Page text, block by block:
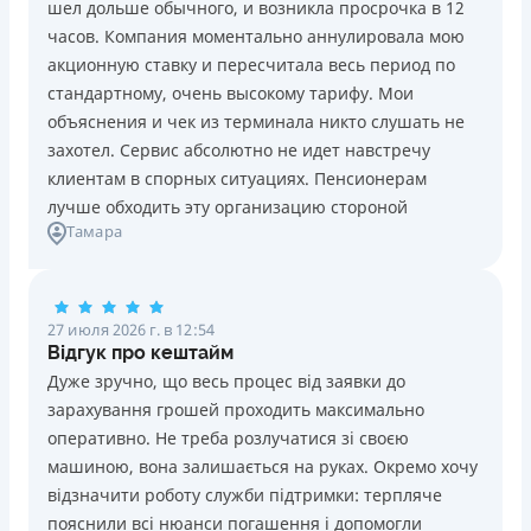
Погашение
В кассах и терминалах отделений
Оплата на расчетный счёт
Онлайн (через сайт или интернет-банкинг)
Через терминалы самообслуживания
Лицензия НБУ
Лицензия НБУ №10
Вся информация о кредите
ПОЛУЧИТЬ ЗАЙМ
Возраст
18 - 70 лет
Преимущества
Сниженная процентная ставка 0,01% в день для
новых клиентов на период от 3 до 30 дней (после
этого стандартная ставка 1%)
Запрашиваются только данные паспорта, ИНН, номер
банковской карты и телефона
проблемной кредитной историей.
Переводятся деньги на банковскую карту сразу после
подписания электронного договора о предоставлении
кредита
Дарятся скидки до -99% постоянным клиентам на
будущие кредиты согласно программе лояльности
Программа лояльности для постоянных клиентов
Круглосуточная поддержка в Viber, Telegram,
шел дольше обычного, и возникла просрочка в 12
часов. Компания моментально аннулировала мою
акционную ставку и пересчитала весь период по
стандартному, очень высокому тарифу. Мои
объяснения и чек из терминала никто слушать не
захотел. Сервис абсолютно не идет навстречу
клиентам в спорных ситуациях. Пенсионерам
лучше обходить эту организацию стороной
Тамара
27 июля 2026 г. в 12:54
Відгук про кештайм
Дуже зручно, що весь процес від заявки до
зарахування грошей проходить максимально
оперативно. Не треба розлучатися зі своєю
машиною, вона залишається на руках. Окремо хочу
відзначити роботу служби підтримки: терпляче
пояснили всі нюанси погашення і допомогли